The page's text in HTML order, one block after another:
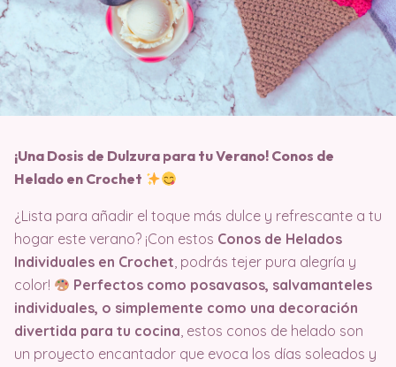
¡Una Dosis de Dulzura para tu Verano! Conos de
Helado en Crochet
¿Lista para añadir el toque más dulce y refrescante a tu
hogar este verano? ¡Con estos Conos de Helados
Individuales en Crochet, podrás tejer pura alegría y
color!
Perfectos como posavasos, salvamanteles
individuales, o simplemente como una decoración
divertida para tu cocina, estos conos de helado son
un proyecto encantador que evoca los días soleados y